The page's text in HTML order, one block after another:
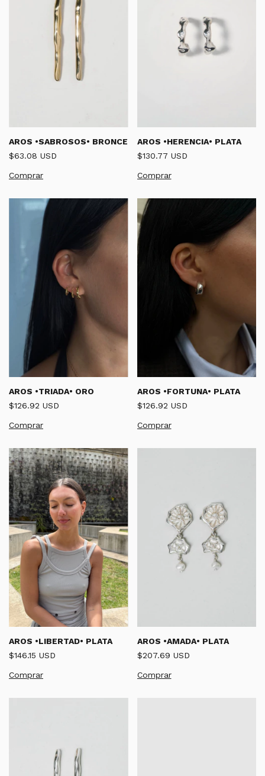
AROS •SABROSOS• BRONCE
$63.08 USD
AROS •HERENCIA• PLATA
$130.77 USD
Comprar
AROS •TRIADA• ORO
$126.92 USD
AROS •FORTUNA• PLATA
$126.92 USD
AROS •LIBERTAD• PLATA
$146.15 USD
AROS •AMADA• PLATA
$207.69 USD